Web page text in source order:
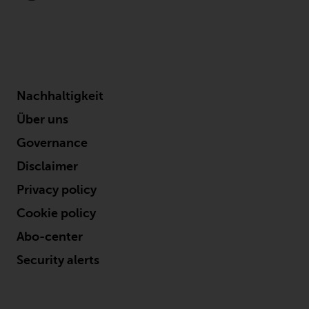
telefonisch unter 1-855-RWC-
FUND erhältlich ist oder indem
https://www.redwheel.com/us/en/
and-documents/ besuchen. Bitte
lesen Sie den Verkaufsprospekt
sorgfältig durch, bevor Sie
investieren.
beschriebene Fonds unterliegen
Nachhaltigkeit
Über uns
Governance
Disclaimer
Privacy policy
Cookie policy
Abo-center
Security alerts